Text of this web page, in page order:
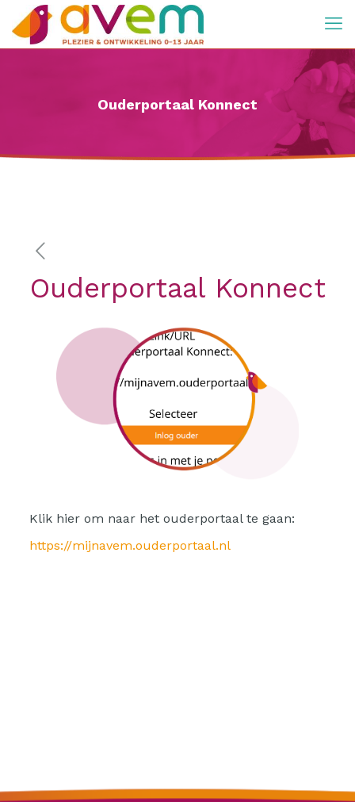
Ouderportaal Konnect
Ouderportaal Konnect
Klik hier om naar het ouderportaal te gaan:
https://mijnavem.ouderportaal.nl